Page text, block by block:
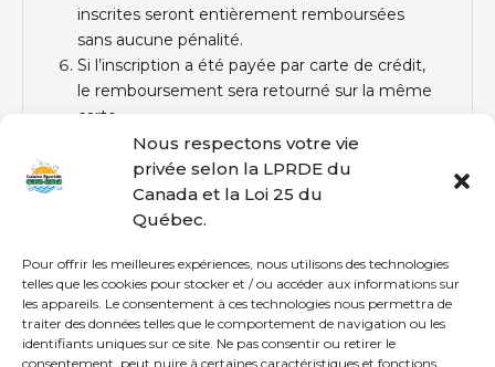
Nous respectons votre vie
privée selon la LPRDE du
Canada et la Loi 25 du
Québec.
Pour offrir les meilleures expériences, nous utilisons des technologies
telles que les cookies pour stocker et / ou accéder aux informations sur
les appareils. Le consentement à ces technologies nous permettra de
traiter des données telles que le comportement de navigation ou les
identifiants uniques sur ce site. Ne pas consentir ou retirer le
consentement, peut nuire à certaines caractéristiques et fonctions.
inscrites seront entièrement remboursées
sans aucune pénalité.
Si l’inscription a été payée par carte de crédit,
le remboursement sera retourné sur la même
carte.
Si l’inscription a été payée autrement, un
chèque sera déposé à la réception du centre
sportif du demandeur.
© Loisirs Sportifs CDN-NDG | Communauté active et en santé
depuis le 21 novembre 1996!